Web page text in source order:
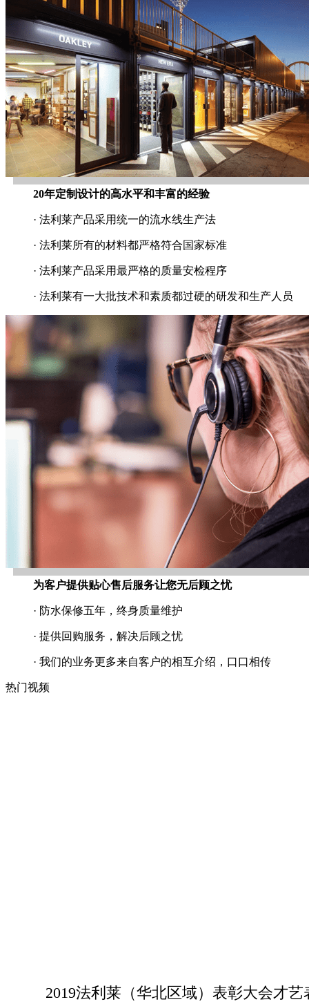
20年定制设计的高水平和丰富的经验
· 法利莱产品采用统一的流水线生产法
· 法利莱所有的材料都严格符合国家标准
· 法利莱产品采用最严格的质量安检程序
· 法利莱有一大批技术和素质都过硬的研发和生产人员
为客户提供贴心售后服务让您无后顾之忧
· 防水保修五年，终身质量维护
· 提供回购服务，解决后顾之忧
· 我们的业务更多来自客户的相互介绍，口口相传
热门视频
2019法利莱（华北区域）表彰大会才艺